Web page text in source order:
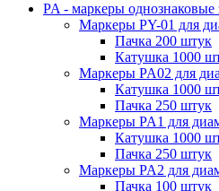
PA - маркеры
Маркеры PY-01 для
Пачка 200 штук
Катушка 1000
Маркеры PA02 для
Катушка 1000
Пачка 250 штук
Маркеры PA1 для
Катушка 1000
Пачка 250 штук
Маркеры PA2 для
Пачка 100 штук